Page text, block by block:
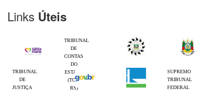
Links Úteis
TRIBUNAL
DE
CONTAS
DO
ESTADO
(TCE-
RS)
TRIBUNAL
DE
JUSTIÇA
SUPREMO
TRIBUNAL
FEDERAL